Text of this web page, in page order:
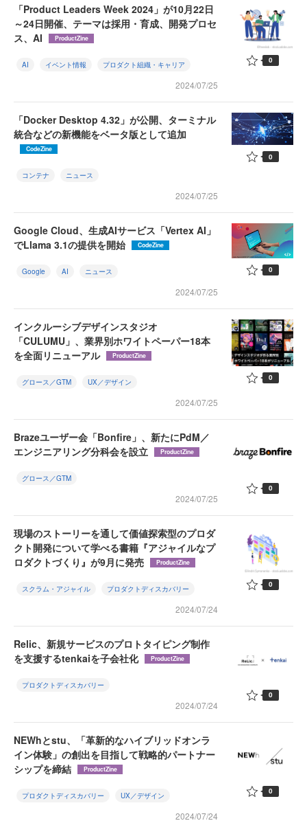
「Product Leaders Week 2024」が10月22日
～24日開催、テーマは採用・育成、開発プロセ
ス、AI
ProductZine
AI イベント情報 プロダクト組織・キャリア
2024/07/25
0
「Docker Desktop 4.32」が公開、ターミナル
統合などの新機能をベータ版として追加
CodeZine
コンテナ ニュース
2024/07/25
0
Google Cloud、生成AIサービス「Vertex AI」
でLlama 3.1の提供を開始
CodeZine
Google AI ニュース
2024/07/25
0
インクルーシブデザインスタジオ
「CULUMU」、業界別ホワイトペーパー18本
を全面リニューアル
ProductZine
グロース／GTM UX／デザイン
2024/07/25
0
Brazeユーザー会「Bonfire」、新たにPdM／
エンジニアリング分科会を設立
ProductZine
グロース／GTM
2024/07/25
0
現場のストーリーを通して価値探索型のプロダ
クト開発について学べる書籍『アジャイルなプ
ロダクトづくり』が9月に発売
ProductZine
スクラム・アジャイル プロダクトディスカバリー
2024/07/24
0
Relic、新規サービスのプロトタイピング制作
を支援するtenkaiを子会社化
ProductZine
プロダクトディスカバリー
2024/07/24
0
NEWhとstu、「革新的なハイブリッドオンラ
イン体験」の創出を目指して戦略的パートナー
シップを締結
ProductZine
プロダクトディスカバリー UX／デザイン
2024/07/24
0